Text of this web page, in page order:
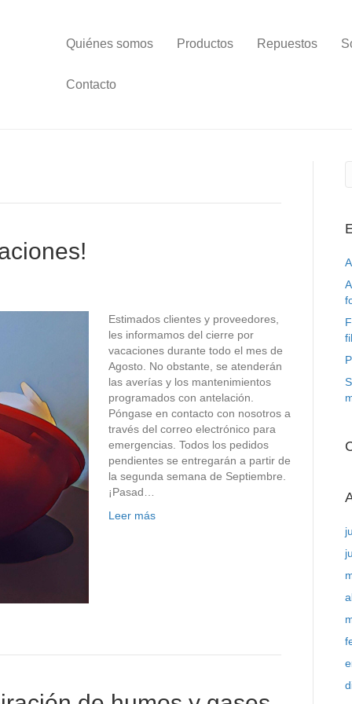
Quiénes somos Productos Repuestos
Contacto
Estimados clientes y proveedores,
les informamos del cierre por
vacaciones durante todo el mes de
Agosto. No obstante, se atenderán
las averías y los mantenimientos
programados con antelación.
Póngase en contacto con nosotros a
través del correo electrónico para
emergencias. Todos los pedidos
pendientes se entregarán a partir de
la segunda semana de Septiembre.
¡Pasad…
Leer más